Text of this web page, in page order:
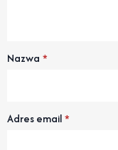
Nazwa *
Adres email*